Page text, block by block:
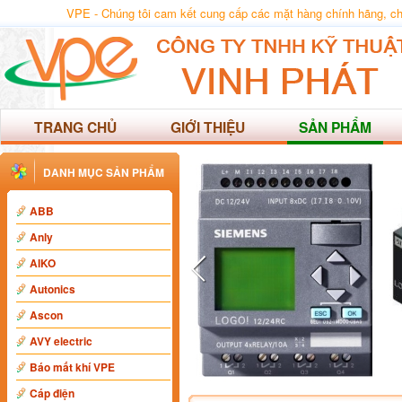
VPE - Chúng tôi cam kết cung cấp các mặt hàng chính hãng,
TRANG CHỦ GIỚI THIỆU SẢN PHẨM
DANH MỤC SẢN PHẨM
ABB
Anly
AIKO
Autonics
Ascon
AVY electric
Báo mất khí VPE
Cáp điện